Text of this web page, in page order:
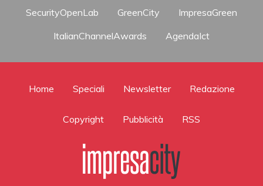
SecurityOpenLab
GreenCity
ImpresaGreen
ItalianChannelAwards
AgendaIct
Home Speciali Newsletter Redazione
Copyright Pubblicità RSS